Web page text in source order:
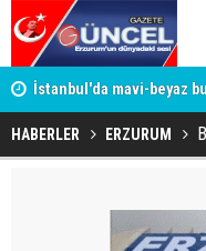
İstanbul'da mavi-beyaz
HABERLER ERZURUM